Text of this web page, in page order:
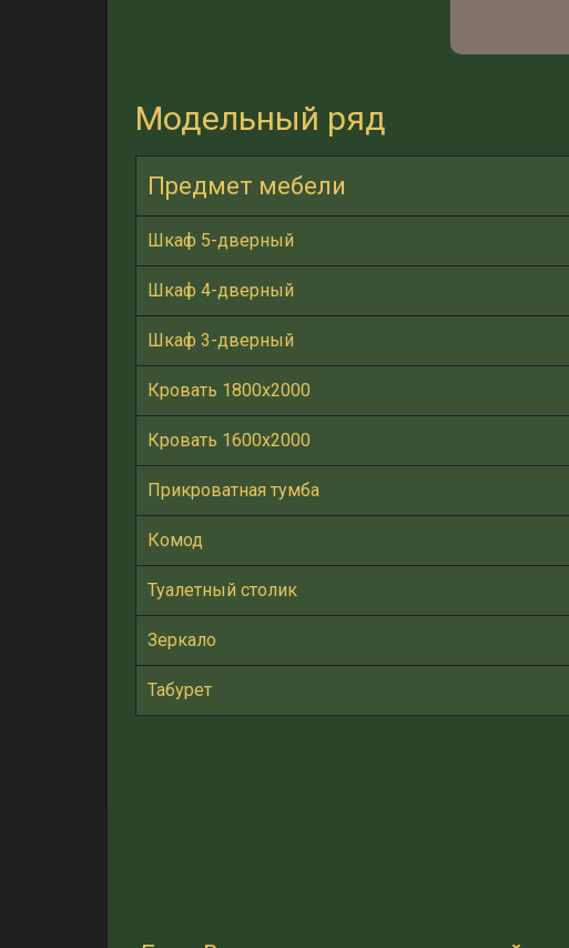
Модельный ряд
Предмет мебели
Шкаф 5-дверный
Шкаф 4-дверный
Шкаф 3-дверный
Кровать 1800х2000
Кровать 1600х2000
Прикроватная тумба
Комод
Туалетный столик
Зеркало
Табурет